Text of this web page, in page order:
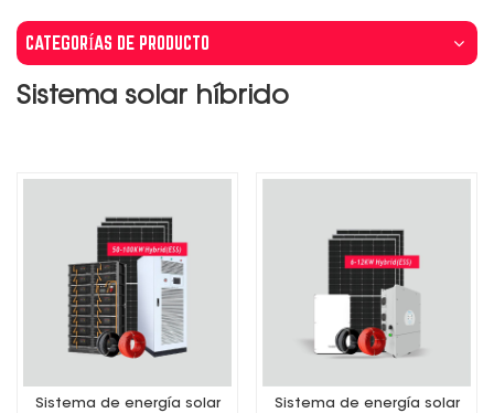
CATEGORÍAS DE PRODUCTO
Sistema solar híbrido
Sistema de energía solar
Sistema de energía solar